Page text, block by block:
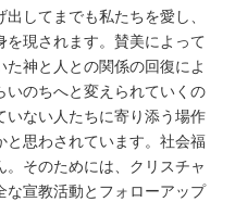
してまでも私たちを愛し、
現されます。賛美によって
神と人との関係の回復によ
いのちへと変えられていくの
ない人たちに寄り添う場作
と思わされています。社会福
そのためには、クリスチャ
な宣教活動とフォローアップ